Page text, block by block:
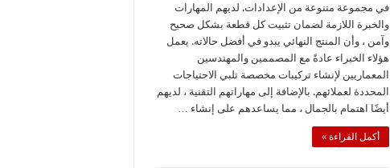
في مجموعة متنوعة من الإعدادات. لديهم المهارات
والخبرة اللازمة لضمان تثبيت كل قطعة بشكل صحيح
وآمن ، وأن المنتج النهائي يبدو في أفضل حالاته. يعمل
هؤلاء الخبراء عادةً مع المصممين والمهندسين
المعماريين لإنشاء تركيبات مخصصة تلبي الاحتياجات
المحددة لعملائهم. بالإضافة إلى مهاراتهم التقنية ، لديهم
أيضًا اهتمام بالجمال ، مما يساعدهم على إنشاء …
أكمل القراءة »